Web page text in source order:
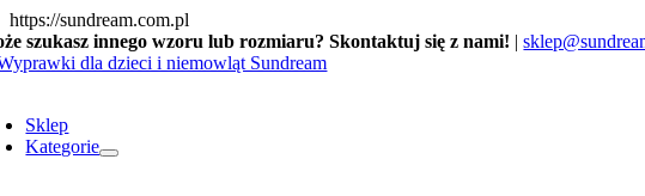
https://sundream.com.pl
to
content
szukasz innego wzoru lub rozmiaru? Skontaktuj się z nami! |
Sklep
Kategorie